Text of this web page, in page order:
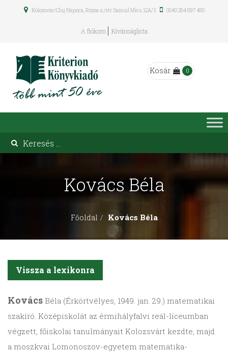
Kolozsvár/Cluj Napoca, Rózsa u./str. Samuil Micu 12A/3 0040 264 597 450
A fiókom Kívánságlista
Kosár 0
Kovács Béla
Főoldal Kovács Béla
Vissza a lexikonra
Kovács Béla (Érkörtvélyes, 1949. jan. 29.) matematikai
szakíró. Középiskolát az érmihályfalvi reál-líceumban
végzett, főiskolai tanulmányait Kolozsvárt kezdte, majd
a moszkvai Lomonoszov-egyetem matematika-